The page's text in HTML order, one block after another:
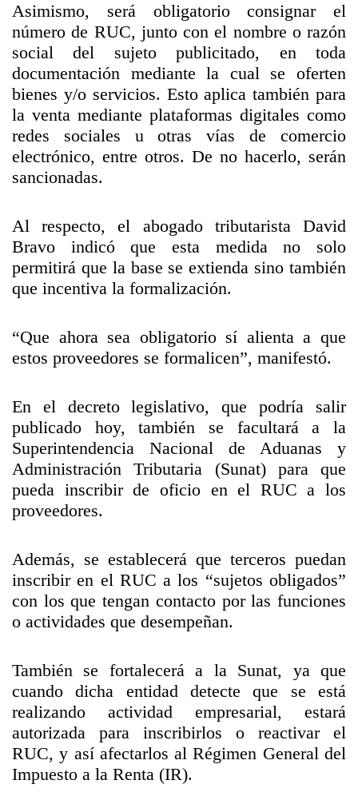
Asimismo, será obligatorio consignar el
número de RUC, junto con el nombre o razón
social del sujeto publicitado, en toda
documentación mediante la cual se oferten
bienes y/o servicios. Esto aplica también para
la venta mediante plataformas digitales como
redes sociales u otras vías de comercio
electrónico, entre otros. De no hacerlo, serán
sancionadas.
Al respecto, el abogado tributarista David
Bravo indicó que esta medida no solo
permitirá que la base se extienda sino también
que incentiva la formalización.
“Que ahora sea obligatorio sí alienta a que
estos proveedores se formalicen”, manifestó.
En el decreto legislativo, que podría salir
publicado hoy, también se facultará a la
Superintendencia Nacional de Aduanas y
Administración Tributaria (Sunat) para que
pueda inscribir de oficio en el RUC a los
proveedores.
Además, se establecerá que terceros puedan
inscribir en el RUC a los “sujetos obligados”
con los que tengan contacto por las funciones
o actividades que desempeñan.
También se fortalecerá a la Sunat, ya que
cuando dicha entidad detecte que se está
realizando actividad empresarial, estará
autorizada para inscribirlos o reactivar el
RUC, y así afectarlos al Régimen General del
Impuesto a la Renta (IR).